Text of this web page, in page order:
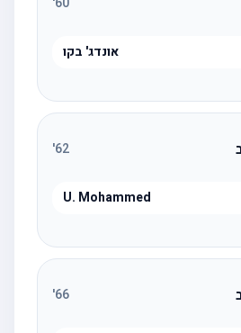
אונדג' בקו
62
'
U. Mohammed
66
'